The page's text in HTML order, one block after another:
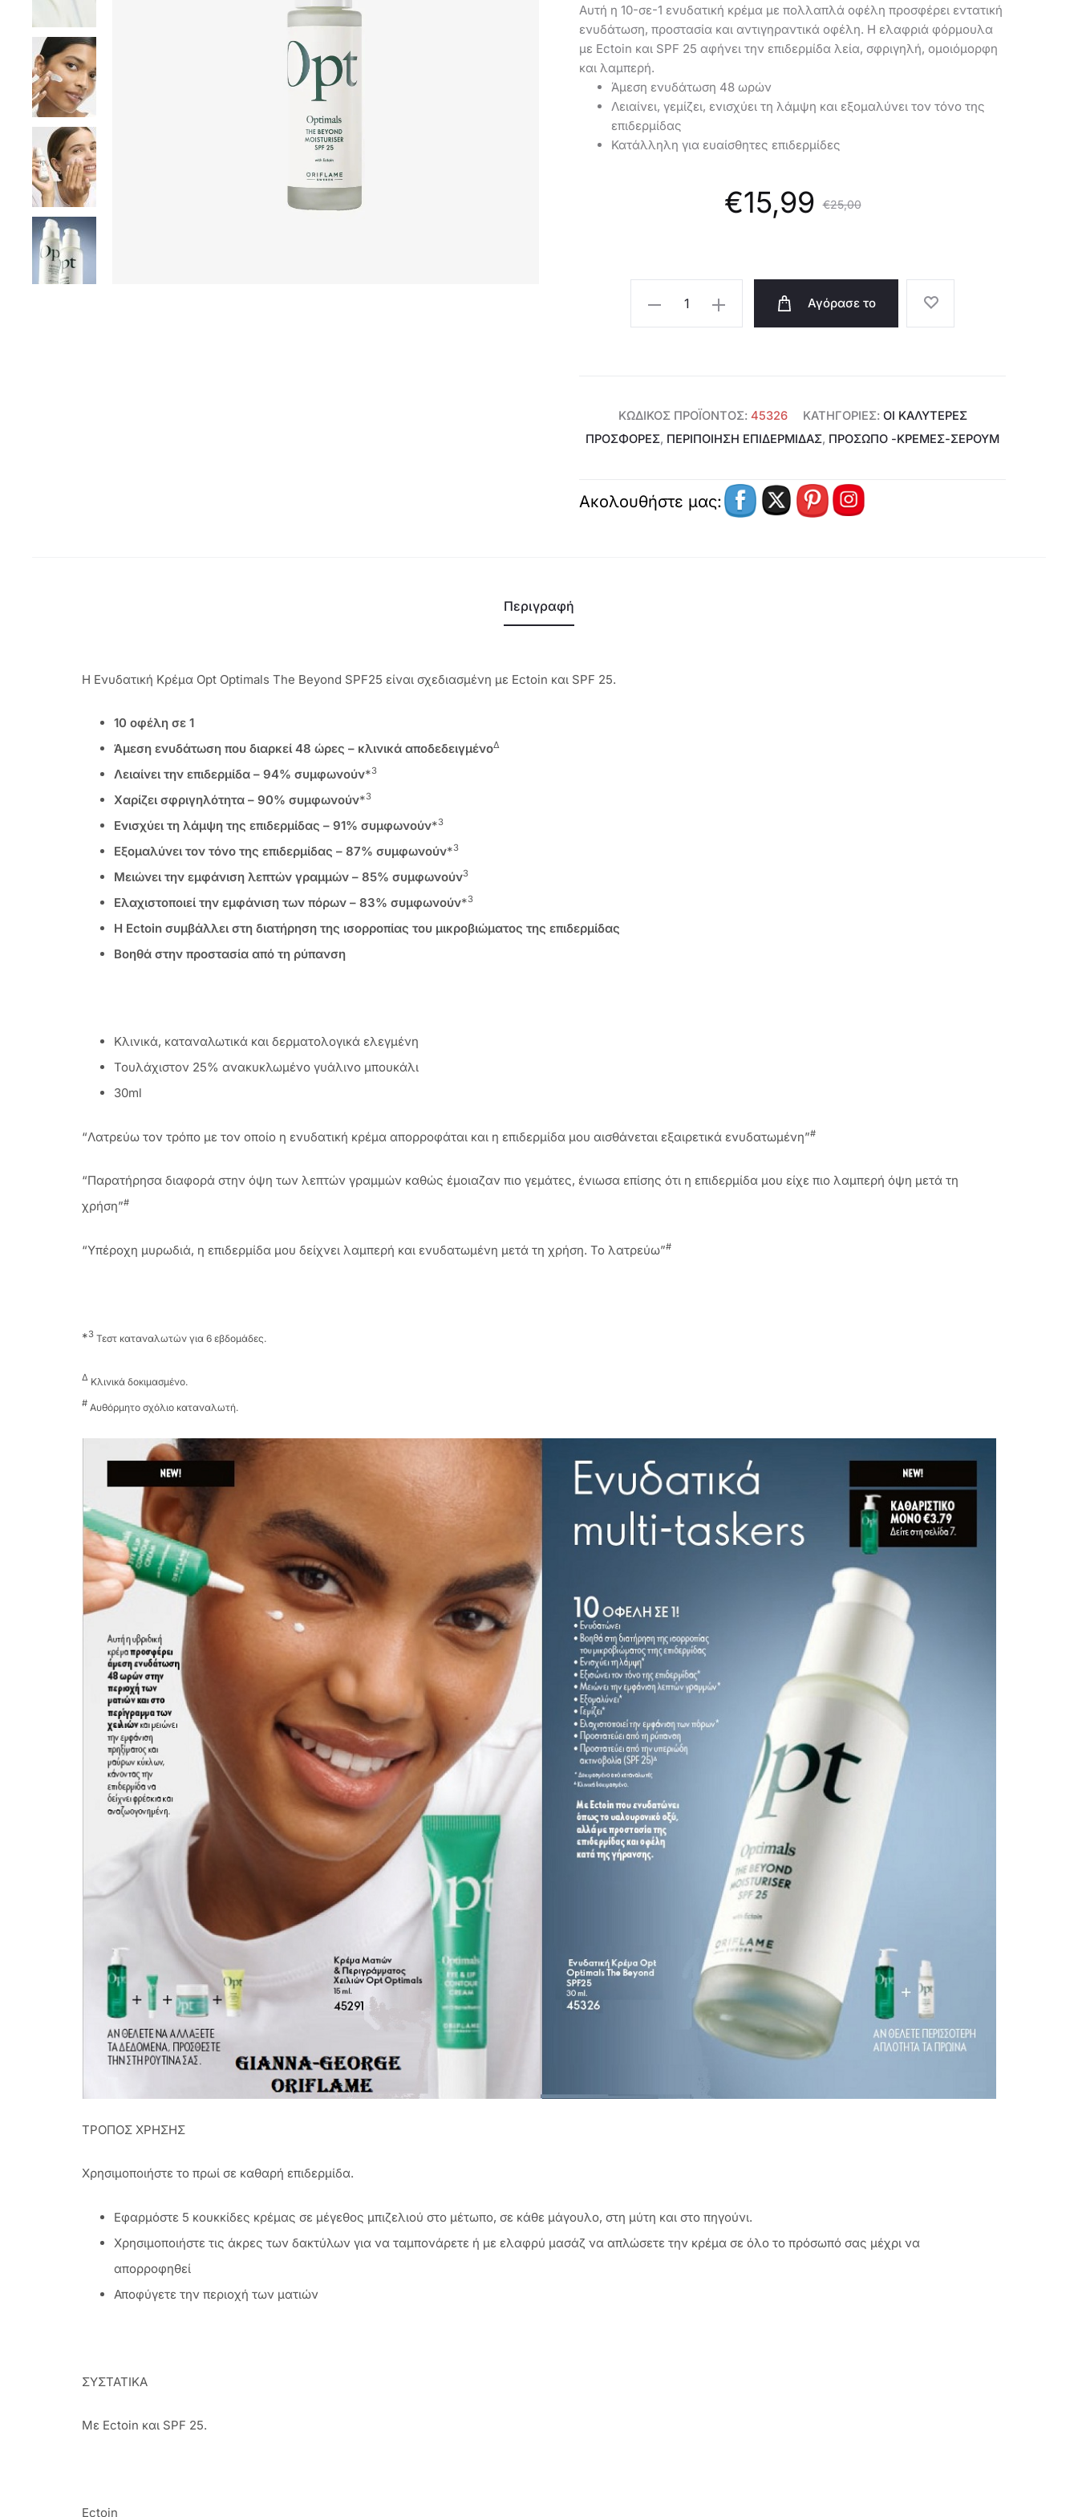
Αυτή η 10-σε-1 ενυδατική κρέμα με πολλαπλά οφέλη προσφέρει εντατική
ενυδάτωση, προστασία και αντιγηραντικά οφέλη. Η ελαφριά φόρμουλα
με Ectoin και SPF 25 αφήνει την επιδερμίδα λεία, σφριγηλή, ομοιόμορφη
και λαμπερή.
Άμεση ενυδάτωση 48 ωρών
Λειαίνει, γεμίζει, ενισχύει τη λάμψη και εξομαλύνει τον τόνο της
επιδερμίδας
Κατάλληλη για ευαίσθητες επιδερμίδες
€25,00
Original
was:
€15,99
τιμή
€15,99.
Oriflame
The
45326
Αγόρασε το
ΚΩΔΙΚΌΣ ΠΡΟΪΌΝΤΟΣ: 45326 ΚΑΤΗΓΟΡΊΕΣ: ΟΙ ΚΑΛΥΤΕΡΕΣ
ΠΡΟΣΦΟΡΕΣ, ΠΕΡΙΠΟΙΗΣΗ ΕΠΙΔΕΡΜΙΔΑΣ, ΠΡΌΣΩΠΟ -ΚΡΈΜΕΣ-ΣΈΡΟΥΜ
Ακολουθήστε μας:
Περιγραφή
Η Ενυδατική Kρέμα Opt Optimals The Beyond SPF25 είναι σχεδιασμένη με Ectoin και SPF 25.
10 οφέλη σε 1
Άμεση ενυδάτωση που διαρκεί 48 ώρες – κλινικά αποδεδειγμένοΔ
Λειαίνει την επιδερμίδα – 94% συμφωνούν*3
Χαρίζει σφριγηλότητα – 90% συμφωνούν*3
Ενισχύει τη λάμψη της επιδερμίδας – 91% συμφωνούν*3
Εξομαλύνει τον τόνο της επιδερμίδας – 87% συμφωνούν*3
Μειώνει την εμφάνιση λεπτών γραμμών – 85% συμφωνούν3
Ελαχιστοποιεί την εμφάνιση των πόρων – 83% συμφωνούν*3
Η Ectoin συμβάλλει στη διατήρηση της ισορροπίας του μικροβιώματος της επιδερμίδας
Βοηθά στην προστασία από τη ρύπανση
Κλινικά, καταναλωτικά και δερματολογικά ελεγμένη
Τουλάχιστον 25% ανακυκλωμένο γυάλινο μπουκάλι
30ml
“Λατρεύω τον τρόπο με τον οποίο η ενυδατική κρέμα απορροφάται και η επιδερμίδα μου αισθάνεται εξαιρετικά ενυδατωμένη”#
“Παρατήρησα διαφορά στην όψη των λεπτών γραμμών καθώς έμοιαζαν πιο γεμάτες, ένιωσα επίσης ότι η επιδερμίδα μου είχε πιο λαμπερή όψη μετά τη
χρήση”#
“Υπέροχη μυρωδιά, η επιδερμίδα μου δείχνει λαμπερή και ενυδατωμένη μετά τη χρήση. Το λατρεύω”#
*3 Τεστ καταναλωτών για 6 εβδομάδες.
Δ Κλινικά δοκιμασμένο.
# Αυθόρμητο σχόλιο καταναλωτή.
ΤΡΟΠΟΣ ΧΡΗΣΗΣ
Χρησιμοποιήστε το πρωί σε καθαρή επιδερμίδα.
Εφαρμόστε 5 κουκκίδες κρέμας σε μέγεθος μπιζελιού στο μέτωπο, σε κάθε μάγουλο, στη μύτη και στο πηγούνι.
Χρησιμοποιήστε τις άκρες των δακτύλων για να ταμπονάρετε ή με ελαφρύ μασάζ να απλώσετε την κρέμα σε όλο το πρόσωπό σας μέχρι να
απορροφηθεί
Αποφύγετε την περιοχή των ματιών
ΣΥΣΤΑΤΙΚΑ
Με Ectoin και SPF 25.
Ectoin